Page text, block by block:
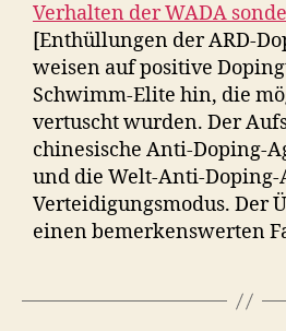
Verhalten der WADA
[Enthüllungen der ARD-
weisen auf positive
Schwimm-Elite hin, die
vertuscht wurden. Der
chinesische Anti-Doping-
und die Welt-Anti-
Verteidigungsmodus. Der
einen bemerkenswerten